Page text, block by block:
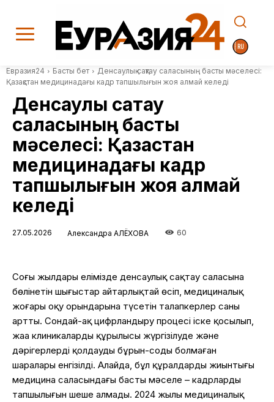
Евразия24 Басты бет
Денсаулық сақтау саласының басты мәселесі:
Қазақстан медицинадағы кадр тапшылығын жоя алмай келеді
Денсаулық сақтау
саласының басты
мәселесі: Қазақстан
медицинадағы кадр
тапшылығын жоя алмай
келеді
27.05.2026 Александра АЛЁХОВА 60
Соңғы жылдары елімізде денсаулық сақтау саласына
бөлінетін шығыстар айтарлықтай өсіп, медициналық
жоғары оқу орындарына түсетін талапкерлер саны
артты. Сондай-ақ цифрландыру процесі іске қосылып,
жаңа клиникалардың құрылысы жүргізілуде және
дәрігерлерді қолдаудың бұрын-соңды болмаған
шаралары енгізілді. Алайда, бұл құралдардың жиынтығы
медицина саласындағы басты мәселе – кадрлардың
тапшылығын шеше алмады. 2024 жылы медициналық